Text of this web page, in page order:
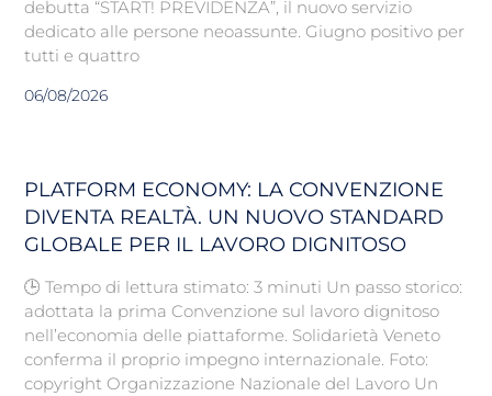
debutta “START! PREVIDENZA”, il nuovo servizio
dedicato alle persone neoassunte. Giugno positivo per
tutti e quattro
06/08/2026
PLATFORM ECONOMY: LA CONVENZIONE
DIVENTA REALTÀ. UN NUOVO STANDARD
GLOBALE PER IL LAVORO DIGNITOSO
🕒 Tempo di lettura stimato: 3 minuti Un passo storico:
adottata la prima Convenzione sul lavoro dignitoso
nell’economia delle piattaforme. Solidarietà Veneto
conferma il proprio impegno internazionale. Foto:
copyright Organizzazione Nazionale del Lavoro Un